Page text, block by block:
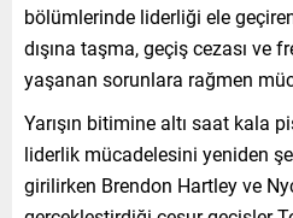
bölümlerinde liderliği ele
dışına taşma, geçiş cezası ve
yaşanan sorunlara rağmen
Yarışın bitimine altı saat kala
liderlik mücadelesini yeniden
girilirken Brendon Hartley ve